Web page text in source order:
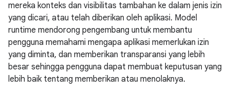
mereka konteks dan visibilitas tambahan ke dalam jenis izin
yang dicari, atau telah diberikan oleh aplikasi. Model
runtime mendorong pengembang untuk membantu
pengguna memahami mengapa aplikasi memerlukan izin
yang diminta, dan memberikan transparansi yang lebih
besar sehingga pengguna dapat membuat keputusan yang
lebih baik tentang memberikan atau menolaknya.